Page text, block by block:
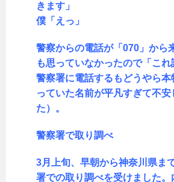
きます」
僕「えっ」
警察からの電話が「070」から
も思っていなかったので「これ
警察署に電話するもどうやら
っていた名前が平凡すぎて不安
た）。
警察署で取り調べ
3月上旬、早朝から神奈川県ま
署での取り調べを受けました